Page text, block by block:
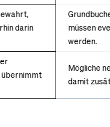
darin
müssen
werden.
Mögliche
damit